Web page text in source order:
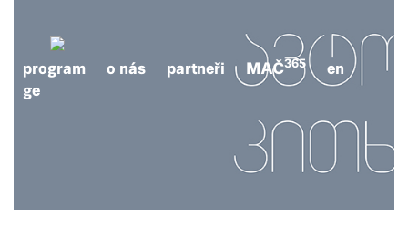
program o nás partneři MAČ365
en
ge